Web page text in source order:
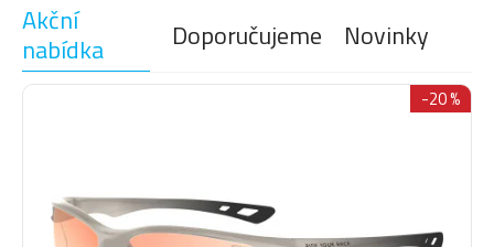
Akční
nabídka Doporučujeme Novinky
-20 %